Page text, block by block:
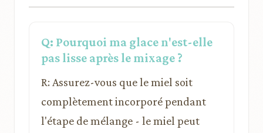
Q: Pourquoi ma glace n'est-elle
pas lisse après le mixage ?
R: Assurez-vous que le miel soit
complètement incorporé pendant
l'étape de mélange - le miel peut